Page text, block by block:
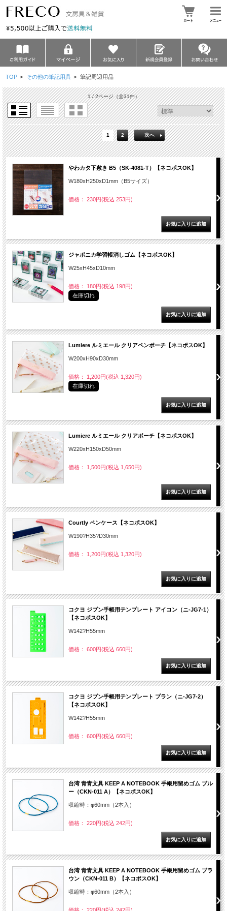
TOP > その他の筆記用具 > 筆記周辺用品
1 / 2ページ（全31件）
1 2 次へ
やわカタ下敷き B5（SK-4081-T）【ネコポスOK】
W180xH250xD1mm（B5サイズ）
価格： 230円(税込 253円)
ジャポニカ学習帳消しゴム【ネコポスOK】
W25xH45xD10mm
価格： 180円(税込 198円)
在庫切れ
Lumiere ルミエール クリアペンポーチ【ネコポスOK】
W200xH90xD30mm
価格： 1,200円(税込 1,320円)
在庫切れ
Lumiere ルミエール クリアポーチ【ネコポスOK】
W220xH150xD50mm
価格： 1,500円(税込 1,650円)
Courtly ペンケース【ネコポスOK】
W190?H35?D30mm
価格： 1,200円(税込 1,320円)
コクヨ ジブン手帳用テンプレート アイコン（ニ-JG7-1）
【ネコポスOK】
W142?H55mm
価格： 600円(税込 660円)
コクヨ ジブン手帳用テンプレート プラン（ニ-JG7-2）
【ネコポスOK】
W142?H55mm
価格： 600円(税込 660円)
台湾 青青文具 KEEP A NOTEBOOK 手帳用留めゴム ブル
ー（CKN-011 A）【ネコポスOK】
収縮時：φ60mm（2本入）
価格： 220円(税込 242円)
台湾 青青文具 KEEP A NOTEBOOK 手帳用留めゴム ブラ
ウン（CKN-011 B）【ネコポスOK】
収縮時：φ60mm（2本入）